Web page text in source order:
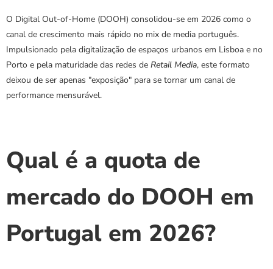
O Digital Out-of-Home (DOOH) consolidou-se em 2026 como o
canal de crescimento mais rápido no mix de media português.
Impulsionado pela digitalização de espaços urbanos em Lisboa e no
Porto e pela maturidade das redes de Retail Media, este formato
deixou de ser apenas "exposição" para se tornar um canal de
performance mensurável.
Qual é a quota de
mercado do DOOH em
Portugal em 2026?